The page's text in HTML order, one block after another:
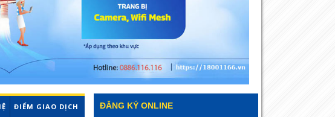
ĐIỂM GIAO DỊCH ĐĂNG KÝ ONLINE